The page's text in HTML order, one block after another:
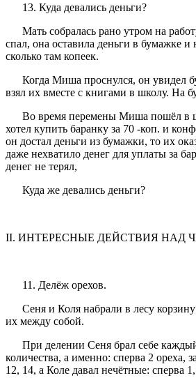
13. Куда девались деньги?
Мать собралась рано утром на
спал, она оставила деньги в бумажке и
сколько там копеек.
Когда Миша проснулся, он увидел
взял их вместе с книгами в школу. На
Во время перемены Миша пошёл в
хотел купить баранку за 70 -коп. и
он достал деньги из бумажки, то их
даже нехватило денег для уплаты за
денег не терял,
Куда же девались деньги?
II. ИНТЕРЕСНЫЕ ДЕЙСТВИЯ НАД
11. Делёж орехов.
Сеня и Коля набрали в лесу корзину
их между собой.
При делении Сеня брал себе
количества, а именно: сперва 2 ореха,
12, 14, а Коле давал нечётные: сперва